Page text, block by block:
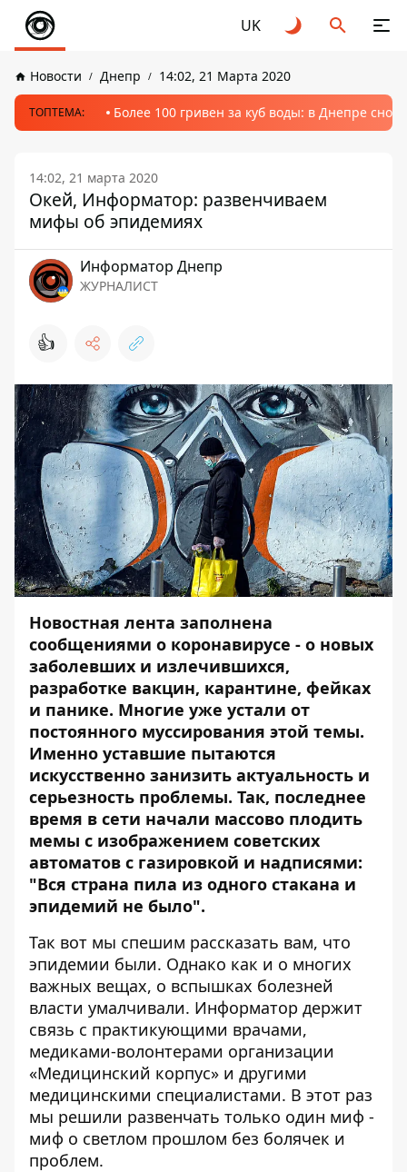
UK
Новости Днепр 14:02, 21 Марта 2020
ТОПТЕМА: Более 100 гривен за куб воды: в Днепре
14:02, 21 марта 2020
Окей, Информатор: развенчиваем
мифы об эпидемиях
Информатор Днепр
ЖУРНАЛИСТ
👍
Новостная лента заполнена
сообщениями о коронавирусе - о новых
заболевших и излечившихся,
разработке вакцин, карантине, фейках
и панике. Многие уже устали от
постоянного муссирования этой темы.
Именно уставшие пытаются
искусственно занизить актуальность и
серьезность проблемы. Так, последнее
время в сети начали массово плодить
мемы с изображением советских
автоматов с газировкой и надписями:
"Вся страна пила из одного стакана и
эпидемий не было".
Так вот мы спешим рассказать вам, что
эпидемии были. Однако как и о многих
важных вещах, о вспышках болезней
власти умалчивали. Информатор держит
связь с практикующими врачами,
медиками-волонтерами организации
«Медицинский корпус» и другими
медицинскими специалистами. В этот раз
мы решили развенчать только один миф -
миф о светлом прошлом без болячек и
проблем.